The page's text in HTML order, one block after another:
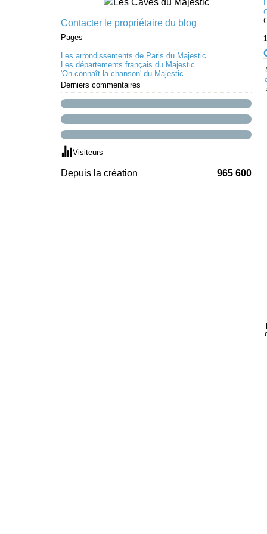
Contacter le propriétaire du blog
Pages
Les arrondissements de Paris du Majestic
Les départements français du Majestic
'On connaît la chanson' du Majestic
Derniers commentaires
Visiteurs
Depuis la création 965 600